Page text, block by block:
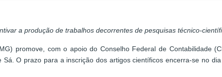
a produção de trabalhos decorrentes de pesquisas técnico-
promove, com o apoio do Conselho Federal de Contabilidade
O prazo para a inscrição dos artigos científicos encerra-se no